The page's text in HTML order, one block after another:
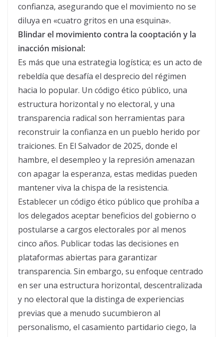
confianza, asegurando que el movimiento no se
diluya en «cuatro gritos en una esquina».
Blindar el movimiento contra la cooptación y la
inacción misional:
Es más que una estrategia logística; es un acto de
rebeldía que desafía el desprecio del régimen
hacia lo popular. Un código ético público, una
estructura horizontal y no electoral, y una
transparencia radical son herramientas para
reconstruir la confianza en un pueblo herido por
traiciones. En El Salvador de 2025, donde el
hambre, el desempleo y la represión amenazan
con apagar la esperanza, estas medidas pueden
mantener viva la chispa de la resistencia.
Establecer un código ético público que prohíba a
los delegados aceptar beneficios del gobierno o
postularse a cargos electorales por al menos
cinco años. Publicar todas las decisiones en
plataformas abiertas para garantizar
transparencia. Sin embargo, su enfoque centrado
en ser una estructura horizontal, descentralizada
y no electoral que la distinga de experiencias
previas que a menudo sucumbieron al
personalismo, el casamiento partidario ciego, la